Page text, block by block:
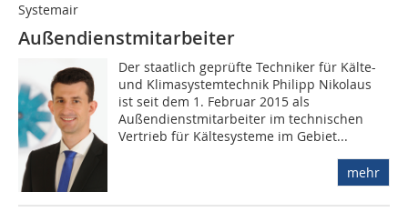
Systemair
Außendienstmitarbeiter
Der staatlich geprüfte Techniker für Kälte-
und Klimasystemtechnik Philipp Nikolaus
ist seit dem 1. Februar 2015 als
Außendienstmitarbeiter im technischen
Vertrieb für Kältesysteme im Gebiet...
mehr